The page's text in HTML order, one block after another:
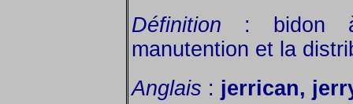
Définition : bidon à
manutention et la
Anglais : jerrican,